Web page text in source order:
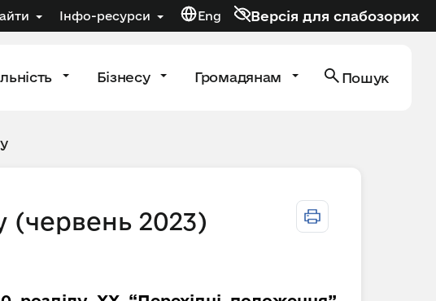
Інфо-ресурси Eng Версія для слабозорих
Бізнесу Громадянам Пошук
(червень 2023)